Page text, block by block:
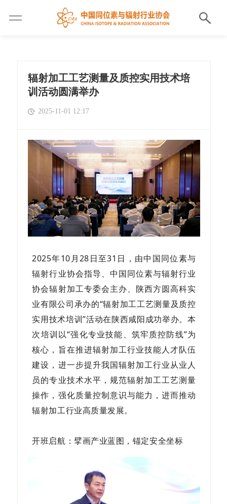
辐射加工工艺测量及质控实用技术培
训活动圆满举办
2025-11-01 12:17
2025年10月28日至31日，由中国同位素与
辐射行业协会指导、中国同位素与辐射行业
协会辐射加工专委会主办、陕西方圆高科实
业有限公司承办的“辐射加工工艺测量及质控
实用技术培训”活动在陕西咸阳成功举办。本
次培训以“强化专业技能、筑牢质控防线”为
核心，旨在推进辐射加工行业技能人才队伍
建设，进一步提升我国辐射加工行业从业人
员的专业技术水平，规范辐射加工工艺测量
操作，强化质量控制意识与能力，进而推动
辐射加工行业高质量发展。
开班启航：擘画产业蓝图，锚定安全坐标